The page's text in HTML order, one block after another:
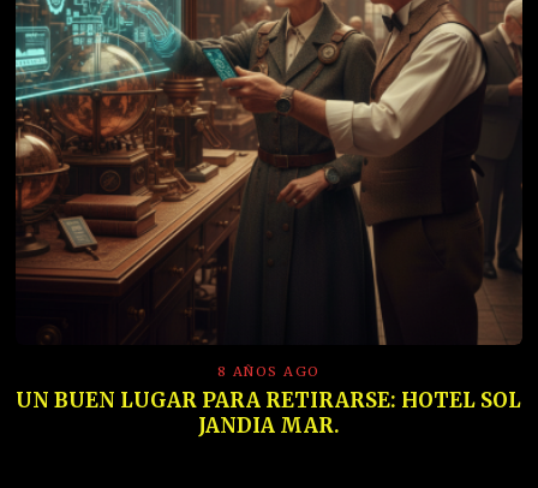
8 AÑOS AGO
UN BUEN LUGAR PARA RETIRARSE: HOTEL SOL
JANDIA MAR.